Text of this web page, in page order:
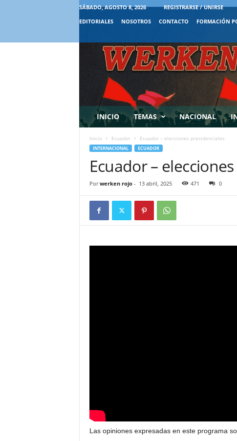
SÁBADO, AGOSTO 8, 2026
REGISTRARSE / UNIRSE
EDITORIALES
NOSOTROS CONTACTO FORMACIÓN
INICIO TEMAS NACIONAL
Inicio Ecuador Ecuador – elecciones presidenciales
INTERNACIONAL ECUADOR
Ecuador –
Por werken rojo- 13 abril, 2025 471 0
Las opiniones expresadas en este programa